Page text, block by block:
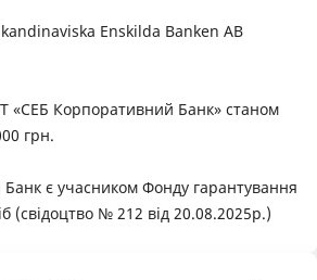
Enskilda Banken AB
«СЕБ Корпоративний Банк» станом
грн.
є учасником Фонду гарантування
(свідоцтво № 212 від 20.08.2025р.)